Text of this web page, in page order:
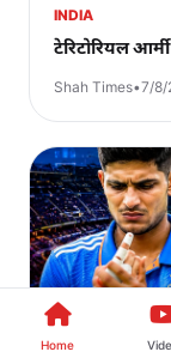
INDIA
टेरिटोरियल
Shah Times•7/8/
Home